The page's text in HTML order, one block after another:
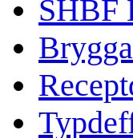
SHBF